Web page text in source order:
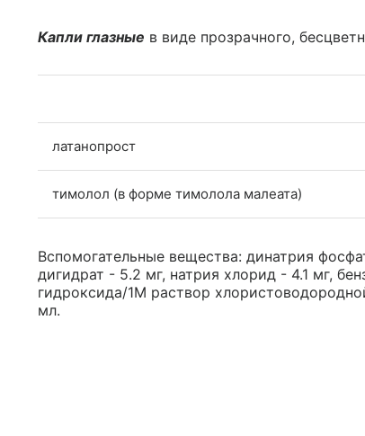
Капли глазные в виде прозрачного,
латанопрост
тимолол (в форме тимолола малеата)
Вспомогательные вещества: динатрия
дигидрат - 5.2 мг, натрия хлорид - 4.1 мг,
гидроксида/1М раствор
мл.